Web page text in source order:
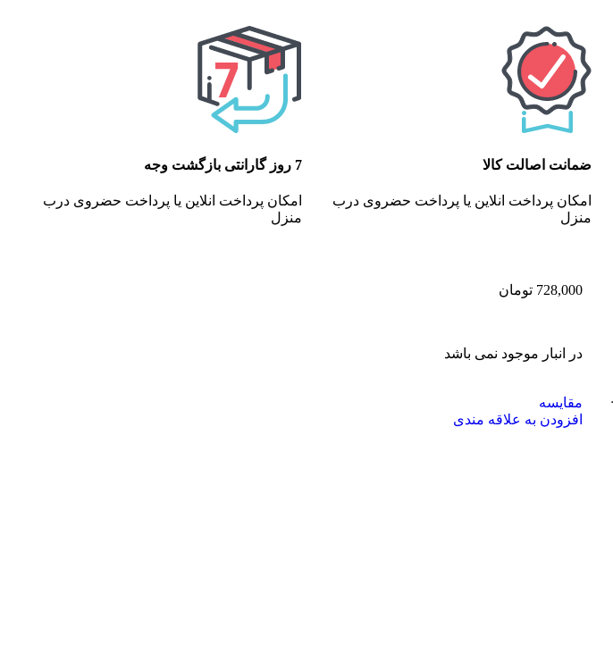
ضمانت اصالت کالا
امکان پرداخت انلاین یا پرداخت حضروی درب
منزل
7 روز گارانتی بازگشت وجه
امکان پرداخت انلاین یا پرداخت حضروی درب
منزل
728,000 تومان
در انبار موجود نمی باشد
مقایسه
افزودن به علاقه مندی